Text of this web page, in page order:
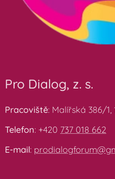
Pro Dialog, z. s.
Pracoviště: Malířská 386/
Telefon: +420 737 018 662
E-mail: